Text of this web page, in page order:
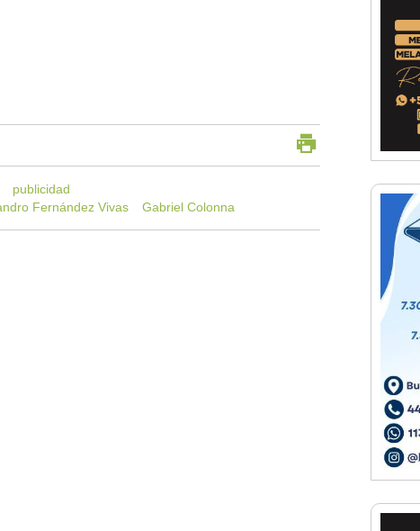
publicidad
Fernández Vivas Gabriel Colonna